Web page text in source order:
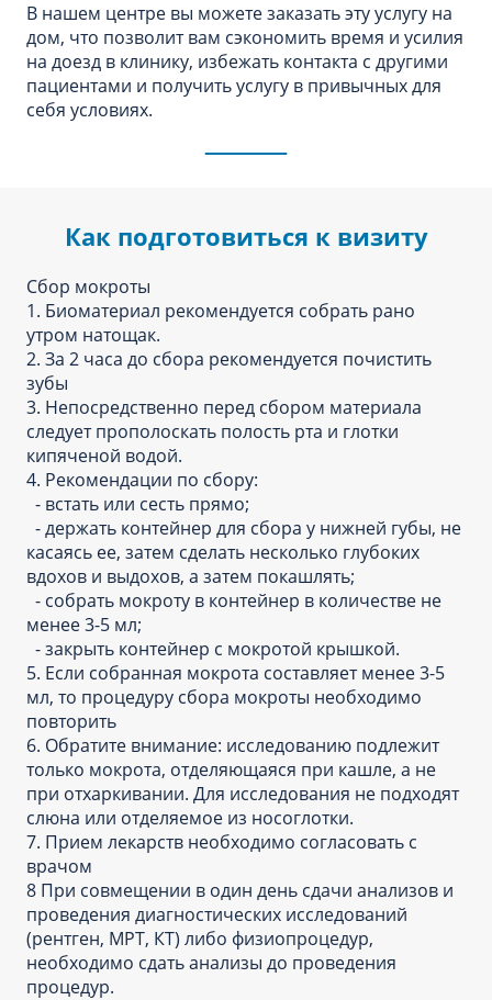
В нашем центре вы можете заказать эту услугу на
дом, что позволит вам сэкономить время и усилия
на доезд в клинику, избежать контакта с другими
пациентами и получить услугу в привычных для
себя условиях.
Как подготовиться к визиту
Сбор мокроты
1. Биоматериал рекомендуется собрать рано
утром натощак.
2. За 2 часа до сбора рекомендуется почистить
зубы
3. Непосредственно перед сбором материала
следует прополоскать полость рта и глотки
кипяченой водой.
4. Рекомендации по сбору:
- встать или сесть прямо;
- держать контейнер для сбора у нижней губы, не
касаясь ее, затем сделать несколько глубоких
вдохов и выдохов, а затем покашлять;
- собрать мокроту в контейнер в количестве не
менее 3-5 мл;
- закрыть контейнер с мокротой крышкой.
5. Если собранная мокрота составляет менее 3-5
мл, то процедуру сбора мокроты необходимо
повторить
6. Обратите внимание: исследованию подлежит
только мокрота, отделяющаяся при кашле, а не
при отхаркивании. Для исследования не подходят
слюна или отделяемое из носоглотки.
7. Прием лекарств необходимо согласовать с
врачом
8 При совмещении в один день сдачи анализов и
проведения диагностических исследований
(рентген, МРТ, КТ) либо физиопроцедур,
необходимо сдать анализы до проведения
процедур.